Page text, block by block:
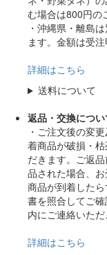
む場合は800円の
・沖縄県・離島
ます。金額は受
詳細はこちら
送料について
返品・交換につい
・ご注文後の変
着商品が破損・
だきます。ご返
品された場合、お
商品が到着した
書を照合してご
内にご連絡いただ
詳細はこちら